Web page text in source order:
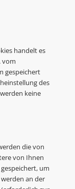
handelt es
vom
gespeichert
des
keine
die von
von Ihnen
um
an der